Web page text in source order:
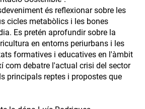
és reflexionar sobre les
cicles metabòlics i les bones
Es pretén aprofundir sobre la
en entorns periurbans i les
formatives i educatives en l'àmbit
com debatre l'actual crisi del sector
principals reptes i propostes que